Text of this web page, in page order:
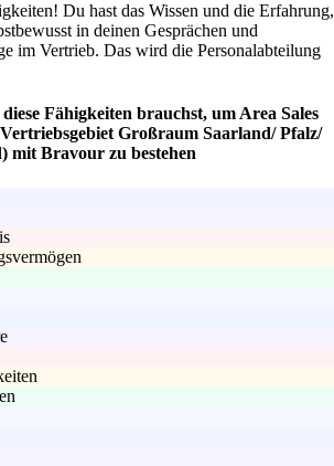
Du hast das Wissen und die Erfahrung,
in deinen Gesprächen und
im Vertrieb. Das wird die Personalabteilung
Fähigkeiten brauchst, um Area Sales
Großraum Saarland/ Pfalz/
mit Bravour zu bestehen